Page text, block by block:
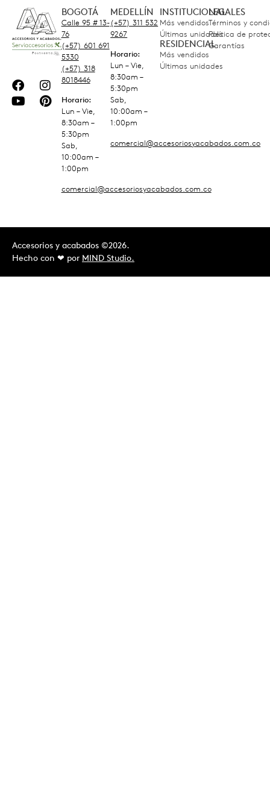
BOGOTÁ
Calle 95 # 13-
76
(+57) 601 691
5330
(+57) 318
8018446
Horario:
Lun – Vie,
8:30am –
5:30pm
Sab,
10:00am –
1:00pm
comercial@accesoriosyacabados.com.co
MEDELLÍN
(+57) 311 532
9267
Horario:
Lun – Vie,
8:30am –
5:30pm
Sab,
10:00am –
1:00pm
comercial@accesoriosyacabados.com.co
INSTITUCIONAL
Más vendidos
Últimas unidades
RESIDENCIAL
Más vendidos
Últimas unidades
LEGALES
Términos y
Política de
Garantías
Accesorios y acabados ©2026.
Hecho con ❤︎ por MIND Studio.